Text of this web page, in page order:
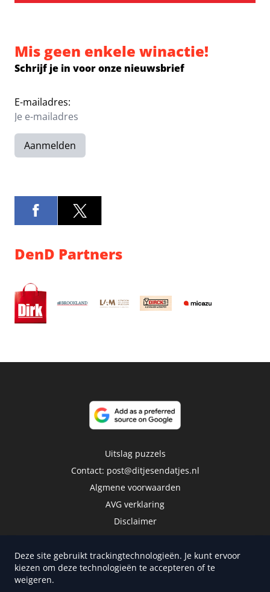
Mis geen enkele winactie!
Schrijf je in voor onze nieuwsbrief
E-mailadres:
Aanmelden
DenD Partners
Uitslag puzzels
Contact: post@ditjesendatjes.nl
Algmene voorwaarden
AVG verklaring
Disclaimer
Deze site gebruikt trackingtechnologieën. Je kunt ervoor
kiezen om deze technologieën te accepteren of te
weigeren.